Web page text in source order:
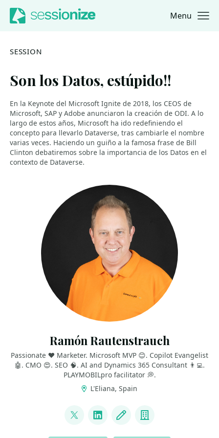
Jump to navigation
Jump to content Menu
SESSION
Son los Datos, estúpido!!
En la Keynote del Microsoft Ignite de 2018, los CEOS de
Microsoft, SAP y Adobe anunciaron la creación de ODI. A lo
largo de estos años, Microsoft ha ido redefiniendo el
concepto para llevarlo Dataverse, tras cambiarle el nombre
varias veces. Haciendo un guiño a la famosa frase de Bill
Clinton debatiremos sobre la importancia de los Datos en el
contexto de Dataverse.
Ramón Rautenstrauch
Passionate ❤ Marketer. Microsoft MVP 😊. Copilot Evangelist
🤖. CMO 😍. SEO 🧠. AI and Dynamics 365 Consultant 👨‍💻.
PLAYMOBILpro facilitator 💭.
L'Eliana, Spain
@RamonRauten
LinkedInBlog Company